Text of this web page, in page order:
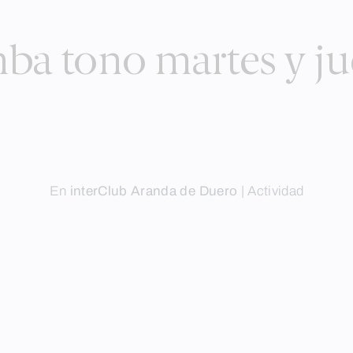
tono martes y
En interClub Aranda de Duero |Actividad